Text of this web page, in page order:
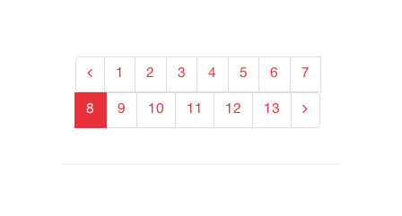
1 2 3 4 5 6 7
8 9 10 11 12 13